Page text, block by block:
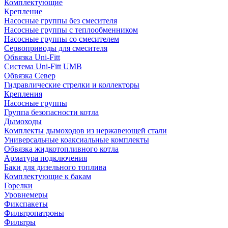
Комплектующие
Крепление
Насосные группы без смесителя
Насосные группы с теплообменником
Насосные группы со смесителем
Сервоприводы для смесителя
Обвязка Uni-Fitt
Система Uni-Fitt UMB
Обвязка Север
Гидравлические стрелки и коллекторы
Крепления
Насосные группы
Группа безопасности котла
Дымоходы
Комплекты дымоходов из нержавеющей стали
Универсальные коаксиальные комплекты
Обвязка жидкотопливного котла
Арматура подключения
Баки для дизельного топлива
Комплектующие к бакам
Горелки
Уровнемеры
Фикспакеты
Фильтропатроны
Фильтры